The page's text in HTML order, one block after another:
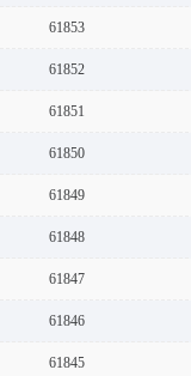
61853
61852
61851
61850
61849
61848
61847
61846
61845